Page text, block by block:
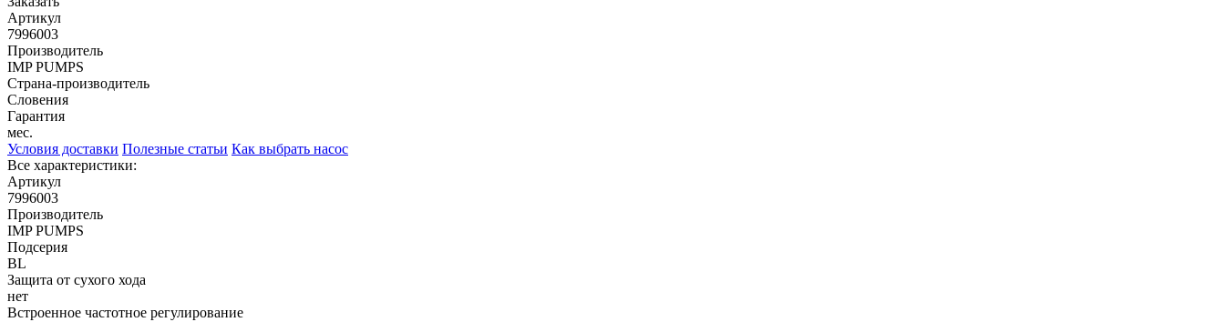
Артикул
7996003
Производитель
IMP PUMPS
Страна-производитель
Словения
Гарантия
мес.
Условия доставки Полезные статьи Как выбрать насос
Все характеристики:
Артикул
7996003
Производитель
IMP PUMPS
Подсерия
BL
Защита от сухого хода
нет
Встроенное частотное регулирование